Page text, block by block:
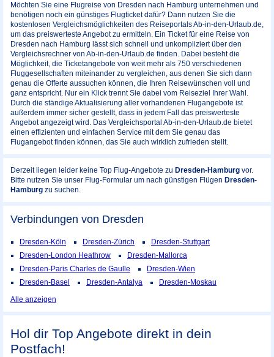
Möchten Sie eine Flugreise von Dresden nach Hamburg unternehmen und
benötigen noch ein günstiges Flugticket dafür? Dann nutzen Sie die
kostenlosen Vergleichsmöglichkeiten des Reiseportals Ab-in-den-Urlaub.de,
um das preiswerteste Angebot zu ermitteln. Ein Ticket für eine Reise von
Dresden nach Hamburg lässt sich schnell und unkompliziert über den
Vergleichsrechner von Ab-in-den-Urlaub.de finden. Dabei besteht die
Möglichkeit, die Ticketangebote von weit mehr als 750 verschiedenen
Fluggesellschaften miteinander zu vergleichen, aus denen Sie sich dann
genau die Offerte aussuchen können, die Ihren Reisewünschen voll und
ganz entspricht. Nur ein Klick trennt Sie dabei vom Reiseziel Ihrer Wahl.
Durch die ständige Aktualisierung aller vorhandenen Flugangebote ist
außerdem immer sicher gestellt, dass in jedem Fall das preiswerteste
Angebot angezeigt wird. Das Vergleichsportal Ab-in-den-Urlaub.de bietet
einen effizienten und einfachen Service mit dem Sie genau das
Flugangebot finden können, das Sie auch wirklich zufrieden stellt.
Derzeit liegen leider keine Top Flug-Angebote zu Dresden-Hamburg vor.
Bitte nutzen Sie unser Flug-Formular um nach günstigen Flügen Dresden-
Hamburg zu suchen.
Verbindungen von Dresden
Dresden-Köln Dresden-Zürich
Dresden-Stuttgart
Dresden-London Heathrow
Dresden-Mallorca
Dresden-Paris Charles de Gaulle
Dresden-Wien
Dresden-Basel
Dresden-Antalya
Dresden-Moskau
Alle anzeigen
Hol dir Top Angebote direkt in dein
Postfach!